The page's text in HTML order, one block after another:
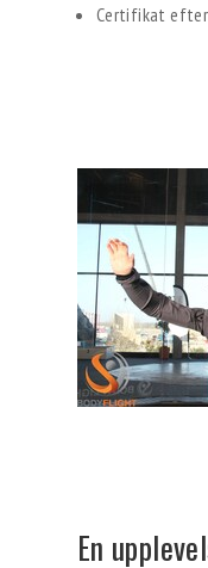
Certifikat
En